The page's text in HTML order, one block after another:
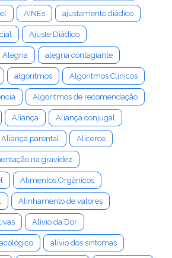
AINEs ajustamento diádico
Ajuste Diádico
Alegria alegria contagiante
algoritmos Algoritmos Clínicos
Algoritmos de recomendação
Aliança Aliança conjugal
Aliança parental Alicerce
na gravidez
Alimentos Orgânicos
Alinhamento de valores
Alívio da Dor
alívio dos sintomas